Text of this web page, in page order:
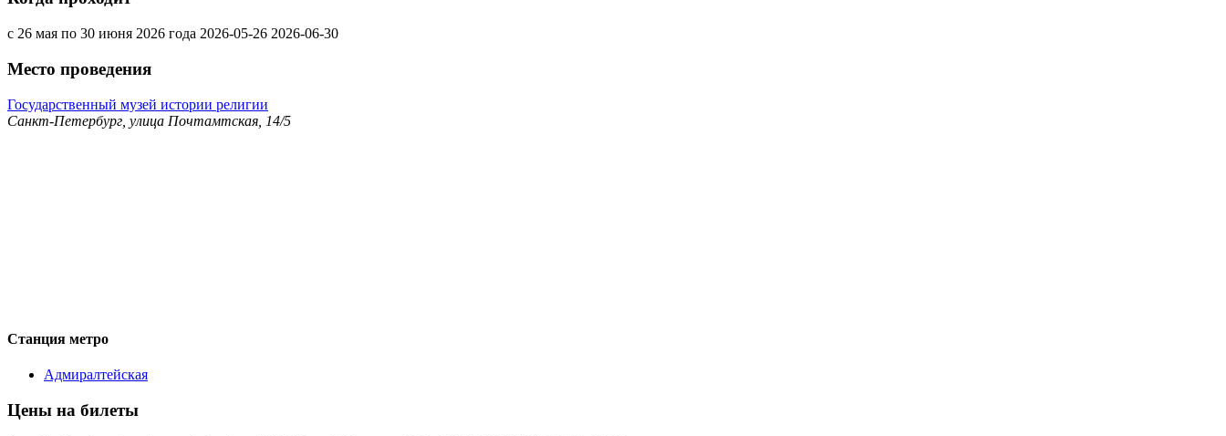
с 26 мая по 30 июня 2026 года 2026-05-26 2026-06-30
Место проведения
Государственный музей истории религии
Санкт-Петербург, улица Почтамтская, 14/5
Станция метро
Адмиралтейская
Цены на билеты